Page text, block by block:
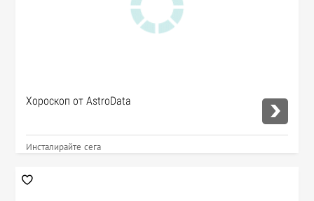
Хороскоп от AstroData
Инсталирайте сега